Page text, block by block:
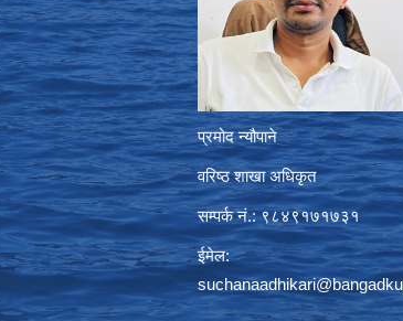
प्रमोद न्यौपाने
वरिष्ठ शाखा अधिकृत
सम्पर्क नं.: ९८४९१७१७३१
ईमेल: